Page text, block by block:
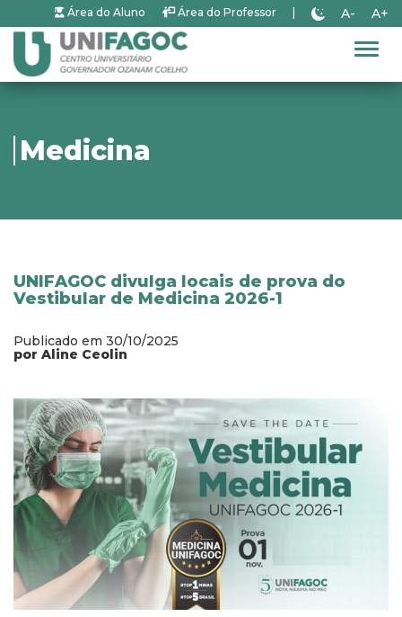
Área do Aluno Área do Professor A- A+
Medicina
UNIFAGOC divulga locais de prova do
Vestibular de Medicina 2026-1
Publicado em 30/10/2025
por Aline Ceolin